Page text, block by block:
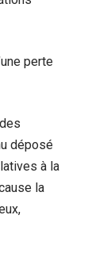
perte
déposé
à la
la